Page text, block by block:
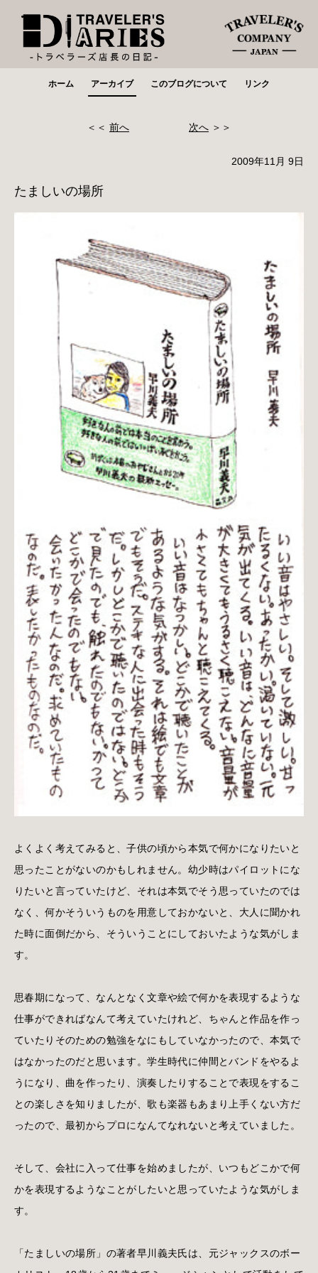
ホーム アーカイブ このブログについて リンク
＜＜ 前へ 次へ ＞＞
2009年11月 9日
たましいの場所
よくよく考えてみると、子供の頃から本気で何かになりたいと
思ったことがないのかもしれません。幼少時はパイロットにな
りたいと言っていたけど、それは本気でそう思っていたのでは
なく、何かそういうものを用意しておかないと、大人に聞かれ
た時に面倒だから、そういうことにしておいたような気がしま
す。
思春期になって、なんとなく文章や絵で何かを表現するような
仕事ができればなんて考えていたけれど、ちゃんと作品を作っ
ていたりそのための勉強をなにもしていなかったので、本気で
はなかったのだと思います。学生時代に仲間とバンドをやるよ
うになり、曲を作ったり、演奏したりすることで表現をするこ
との楽しさを知りましたが、歌も楽器もあまり上手くない方だ
ったので、最初からプロになんてなれないと考えていました。
そして、会社に入って仕事を始めましたが、いつもどこかで何
かを表現するようなことがしたいと思っていたような気がしま
す。
「たましいの場所」の著者早川義夫氏は、元ジャックスのボー